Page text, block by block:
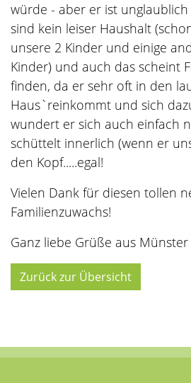
würde - aber er ist unglaublich
sind kein leiser Haushalt
unsere 2 Kinder und einige
Kinder) und auch das scheint
finden, da er sehr oft in den
Haus`reinkommt und sich
wundert er sich auch einfach
schüttelt innerlich (wenn er
den Kopf.....egal!
Vielen Dank für diesen tollen
Familienzuwachs!
Ganz liebe Grüße aus Münster
Zurück zur Übersicht